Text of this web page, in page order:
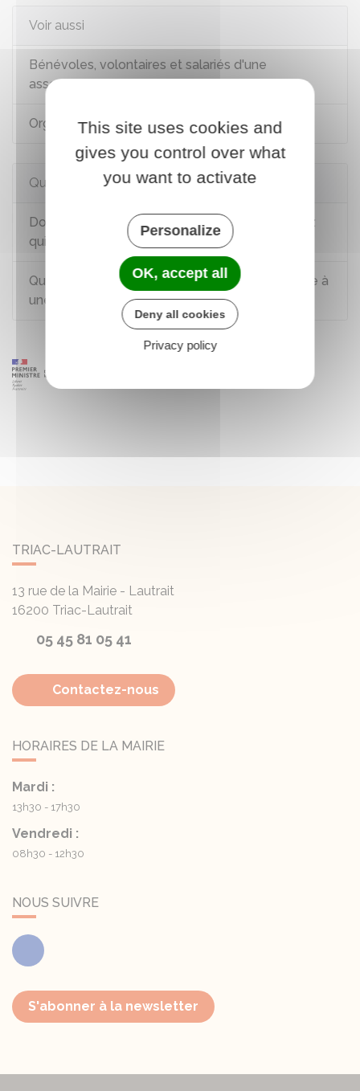
Voir aussi
Bénévoles, volontaires et salariés d'une
association
Organisation d'événements par une association
Questions ? Réponses !
Dommage causé par un dirigeant d'association :
qui est responsable ?
Que faire face à une association qui s'apparente à
une secte ?
TRIAC-LAUTRAIT
13 rue de la Mairie - Lautrait
16200 Triac-Lautrait
05 45 81 05 41
Contactez-nous
HORAIRES DE LA MAIRIE
Mardi :
13h30 - 17h30
Vendredi :
08h30 - 12h30
NOUS SUIVRE
Facebook
S'abonner à la newsletter
This site uses cookies and
gives you control over what
you want to activate
Personalize
OK, accept all
Deny all cookies
Privacy policy